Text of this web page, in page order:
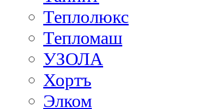
Теплолюкс
Тепломаш
УЗОЛА
Хортъ
Элком